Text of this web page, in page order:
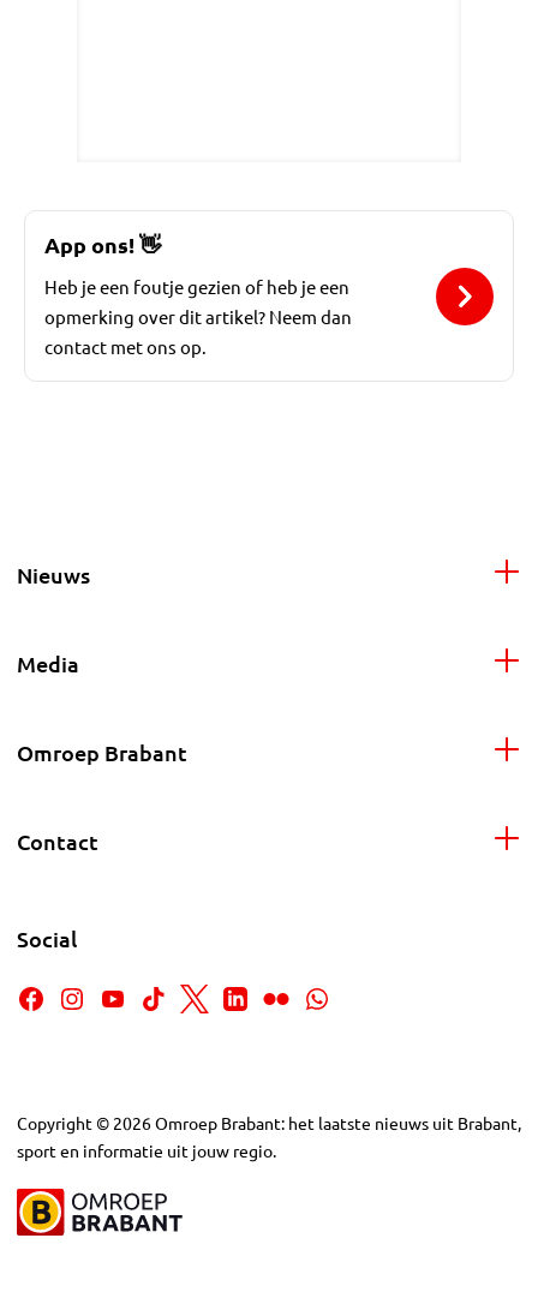
App ons!👋
Heb je een foutje gezien of heb je een
opmerking over dit artikel? Neem dan
contact met ons op.
Nieuws
Media
Omroep Brabant
Contact
Social
Copyright © 2026Omroep Brabant: het laatste nieuws uit Brabant,
sport en informatie uit jouw regio.